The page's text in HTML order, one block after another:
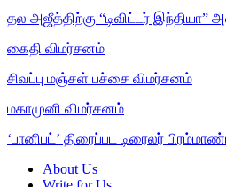
தல அஜீத்திற்கு “டிவிட்டர் இந்தியா”
கைதி விமர்சனம்
சிவப்பு மஞ்சள் பச்சை விமர்சனம்
மகாமுனி விமர்சனம்
‘பானிபட்’ திரைப்பட டிரைலர்
About Us